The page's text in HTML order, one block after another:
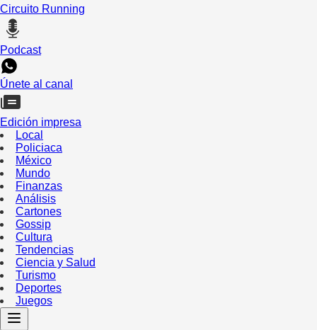
Circuito Running
Podcast
Únete al canal
Edición impresa
Local
Policiaca
México
Mundo
Finanzas
Análisis
Cartones
Gossip
Cultura
Tendencias
Ciencia y Salud
Turismo
Deportes
Juegos